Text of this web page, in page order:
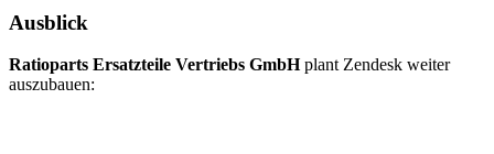
Ausblick
Ratioparts Ersatzteile Vertriebs GmbHplant Zendesk weiter
auszubauen: